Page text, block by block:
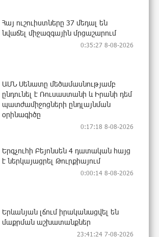
Հայ ուշուիստները 37 մեդալ են
նվաճել միջազգային մրցաշարում
0:35:27 8-08-2026
ԱՄՆ Սենատը մեծամասնությամբ
ընդունել է Ռուսաստանի և Իրանի դեմ
պատժամիջոցների ընդլայնման
օրինագիծը
0:17:18 8-08-2026
Երգչուհի Բեյոնսեն ​​4 դատական հայց
է ներկայացրել Թուրքիայում
0:00:14 8-08-2026
Երևանյան լճում իրականացվել են
մաքրման աշխատանքներ
23:41:24 7-08-2026